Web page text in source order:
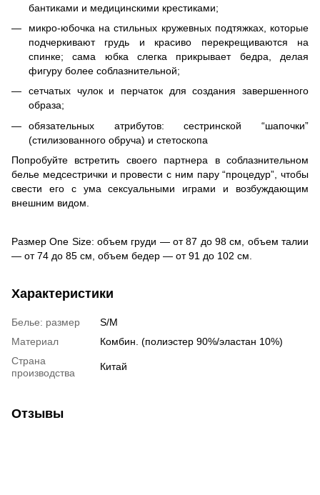
бантиками и медицинскими крестиками;
микро-юбочка на стильных кружевных подтяжках, которые
подчеркивают грудь и красиво перекрещиваются на
спинке; сама юбка слегка прикрывает бедра, делая
фигуру более соблазнительной;
сетчатых чулок и перчаток для создания завершенного
образа;
обязательных атрибутов: сестринской “шапочки”
(стилизованного обруча) и стетоскопа
Попробуйте встретить своего партнера в соблазнительном
белье медсестрички и провести с ним пару “процедур”, чтобы
свести его с ума сексуальными играми и возбуждающим
внешним видом.
Размер One Size: объем груди — от 87 до 98 см, объем талии
— от 74 до 85 см, объем бедер — от 91 до 102 см.
Характеристики
Белье: размер
S/M
Материал
Комбин. (полиэстер 90%/эластан 10%)
Страна
производства
Китай
Отзывы